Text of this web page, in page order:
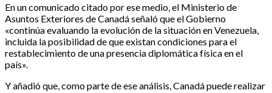
En un comunicado citado por ese medio, el Ministerio de
Asuntos Exteriores de Canadá señaló que el Gobierno
«continúa evaluando la evolución de la situación en Venezuela,
incluida la posibilidad de que existan condiciones para el
restablecimiento de una presencia diplomática física en el
país».
Y añadió que, como parte de ese análisis, Canadá puede realizar